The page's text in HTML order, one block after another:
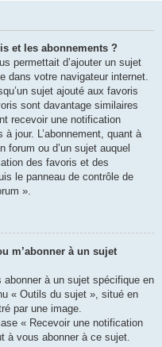
et les abonnements ?
permettait d’ajouter un sujet
dans votre navigateur internet.
sujet ajouté aux favoris
sont davantage similaires
recevoir une notification
jour. L’abonnement, quant à
forum ou d’un sujet auquel
des favoris et des
le panneau de contrôle de
».
m’abonner à un sujet
à un sujet spécifique en
« Outils du sujet », situé en
par une image.
« Recevoir une notification
à vous abonner à ce sujet.